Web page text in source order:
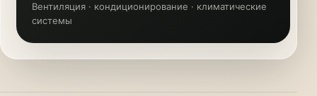
Вентиляция · кондиционирование · климатические
системы